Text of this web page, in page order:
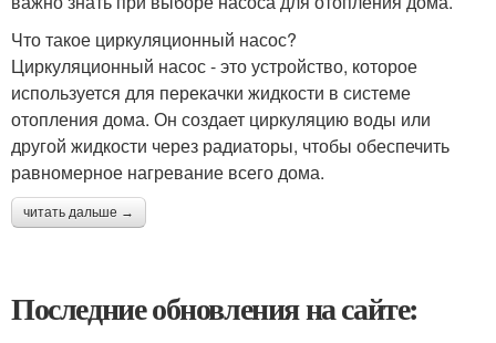
Что такое циркуляционный насос?
Циркуляционный насос - это устройство, которое
используется для перекачки жидкости в системе
отопления дома. Он создает циркуляцию воды или
другой жидкости через радиаторы, чтобы обеспечить
равномерное нагревание всего дома.
читать дальше →
Последние обновления на сайте: